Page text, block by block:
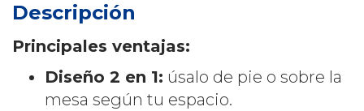
Descripción
Principales ventajas:
Diseño 2 en 1: úsalo de pie o sobre la
mesa según tu espacio.